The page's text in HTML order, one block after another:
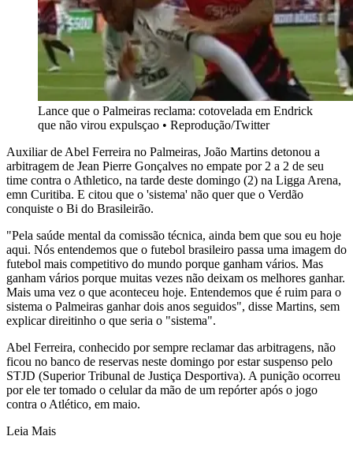
Lance que o Palmeiras reclama: cotovelada em Endrick
que não virou expulsçao • Reprodução/Twitter
Auxiliar de Abel Ferreira no Palmeiras, João Martins detonou a
arbitragem de Jean Pierre Gonçalves no empate por 2 a 2 de seu
time contra o Athletico, na tarde deste domingo (2) na Ligga Arena,
emn Curitiba. E citou que o 'sistema' não quer que o Verdão
conquiste o Bi do Brasileirão.
"Pela saúde mental da comissão técnica, ainda bem que sou eu hoje
aqui. Nós entendemos que o futebol brasileiro passa uma imagem do
futebol mais competitivo do mundo porque ganham vários. Mas
ganham vários porque muitas vezes não deixam os melhores ganhar.
Mais uma vez o que aconteceu hoje. Entendemos que é ruim para o
sistema o Palmeiras ganhar dois anos seguidos", disse Martins, sem
explicar direitinho o que seria o "sistema".
Abel Ferreira, conhecido por sempre reclamar das arbitragens, não
ficou no banco de reservas neste domingo por estar suspenso pelo
STJD (Superior Tribunal de Justiça Desportiva). A punição ocorreu
por ele ter tomado o celular da mão de um repórter após o jogo
contra o Atlético, em maio.
Leia Mais